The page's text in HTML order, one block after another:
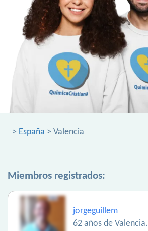
> España > Valencia
Miembros registrados:
jorgeguillem
62 años de Valencia.